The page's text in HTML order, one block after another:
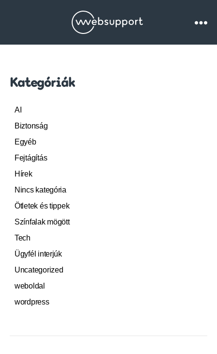
Websupport.hu
Kategóriák
AI
Biztonság
Egyéb
Fejtágítás
Hírek
Nincs kategória
Ötletek és tippek
Színfalak mögött
Tech
Ügyfél interjúk
Uncategorized
weboldal
wordpress